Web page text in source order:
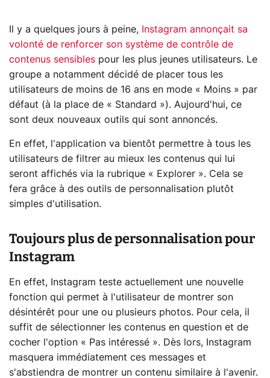
Il y a quelques jours à peine,
Instagram annonçait sa
volonté de renforcer son système de contrôle de
contenus sensibles pour les plus jeunes utilisateurs. Le
groupe a notamment décidé de placer tous les
utilisateurs de moins de 16 ans en mode « Moins » par
défaut (à la place de « Standard »). Aujourd'hui, ce
sont deux nouveaux outils qui sont annoncés.
En effet, l'application va bientôt permettre à tous les
utilisateurs de filtrer au mieux les contenus qui lui
seront affichés via la rubrique « Explorer ». Cela se
fera grâce à des outils de personnalisation plutôt
simples d'utilisation.
Toujours plus de personnalisation pour
Instagram
En effet, Instagram teste actuellement une nouvelle
fonction qui permet à l'utilisateur de montrer son
désintérêt pour une ou plusieurs photos. Pour cela, il
suffit de sélectionner les contenus en question et de
cocher l'option « Pas intéressé ». Dès lors, Instagram
masquera immédiatement ces messages et
s'abstiendra de montrer un contenu similaire à l'avenir.